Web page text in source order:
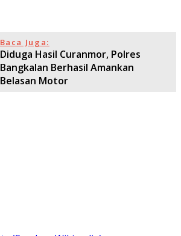
Baca Juga:
Diduga Hasil Curanmor, Polres
Bangkalan Berhasil Amankan
Belasan Motor